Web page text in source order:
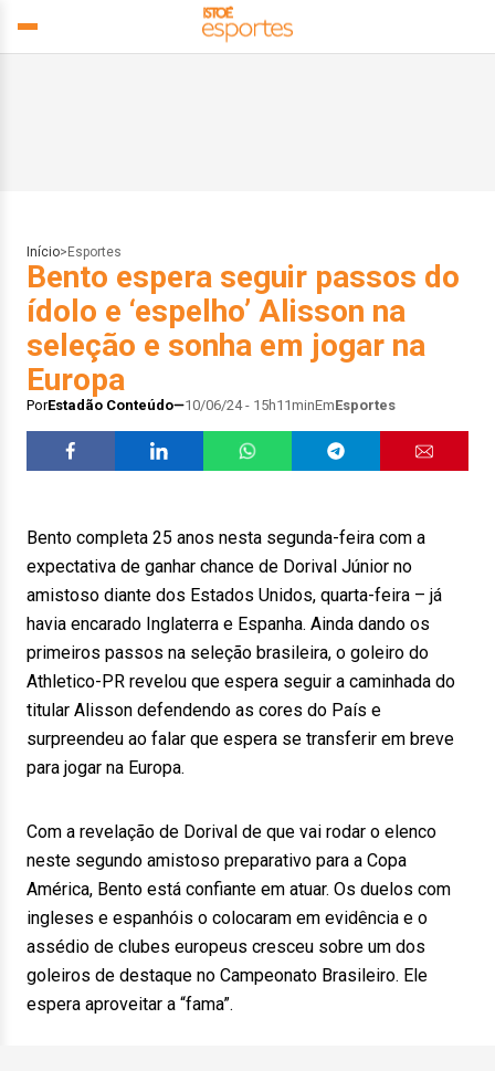
Início> Esportes
Bento espera seguir passos do
ídolo e ‘espelho’ Alisson na
seleção e sonha em jogar na
Europa
PorEstadão Conteúdo 10/06/24 - 15h11minEmEsportes
Bento completa 25 anos nesta segunda-feira com a
expectativa de ganhar chance de Dorival Júnior no
amistoso diante dos Estados Unidos, quarta-feira – já
havia encarado Inglaterra e Espanha. Ainda dando os
primeiros passos na seleção brasileira, o goleiro do
Athletico-PR revelou que espera seguir a caminhada do
titular Alisson defendendo as cores do País e
surpreendeu ao falar que espera se transferir em breve
para jogar na Europa.
Com a revelação de Dorival de que vai rodar o elenco
neste segundo amistoso preparativo para a Copa
América, Bento está confiante em atuar. Os duelos com
ingleses e espanhóis o colocaram em evidência e o
assédio de clubes europeus cresceu sobre um dos
goleiros de destaque no Campeonato Brasileiro. Ele
espera aproveitar a “fama”.